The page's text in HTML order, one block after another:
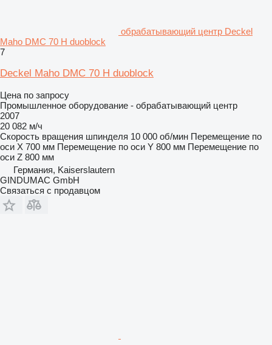
обрабатывающий центр Deckel
Maho DMC 70 H duoblock
7
Deckel Maho DMC 70 H duoblock
Цена по запросу
Промышленное оборудование - обрабатывающий центр
2007
20 082 м/ч
Скорость вращения шпинделя 10 000 об/мин Перемещение по
оси X 700 мм Перемещение по оси Y 800 мм Перемещение по
оси Z 800 мм
Германия, Kaiserslautern
GINDUMAC GmbH
Связаться с продавцом